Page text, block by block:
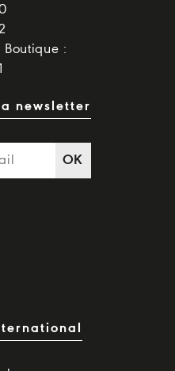
:
newsletter
OK